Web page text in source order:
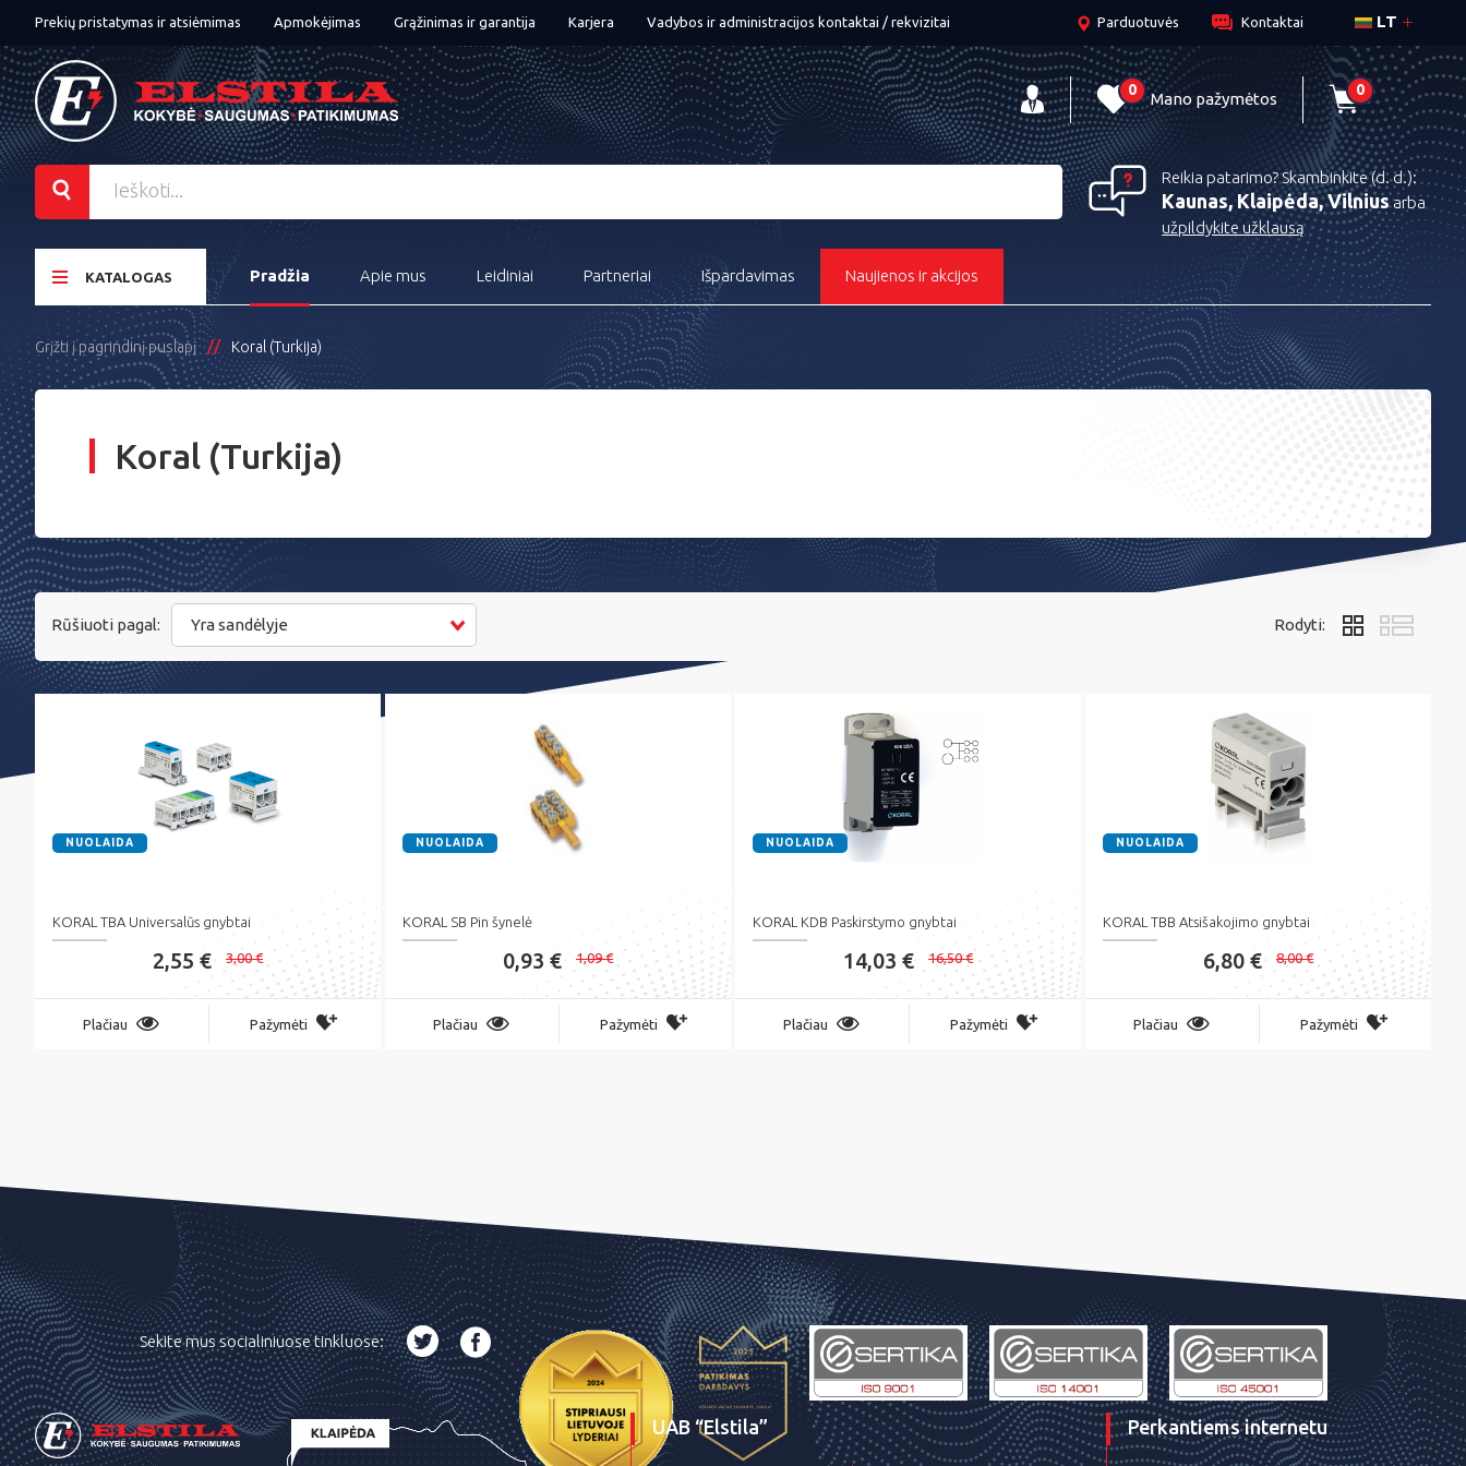
Prekių pristatymas ir atsiėmimas Apmokėjimas Grąžinimas ir garantija Karjera Vadybos ir administracijos kontaktai / rekvizitai LT
Parduotuvės Kontaktai
0 Mano pažymėtos 0
Reikia patarimo? Skambinkite (d. d.):
Kaunas, Klaipėda, Vilniusarba
užpildykite užklausą
KATALOGAS Pradžia Apie mus Leidiniai Partneriai Išpardavimas Naujienos ir akcijos
Grįžti į pagrindinį puslapį Koral (Turkija)
Koral (Turkija)
Rūšiuoti pagal: Yra sandėlyje Rodyti:
NUOLAIDA
KORAL TBA Universalūs gnybtai
2,55 € 3,00 €
Plačiau Pažymėti
NUOLAIDA
KORAL SB Pin šynelė
0,93 € 1,09 €
Plačiau Pažymėti
NUOLAIDA
KORAL KDB Paskirstymo gnybtai
14,03 € 16,50 €
Plačiau Pažymėti
NUOLAIDA
KORAL TBB Atsišakojimo gnybtai
6,80 € 8,00 €
Plačiau Pažymėti
Sekite mus socialiniuose tinkluose:
UAB “Elstila” Perkantiems internetu